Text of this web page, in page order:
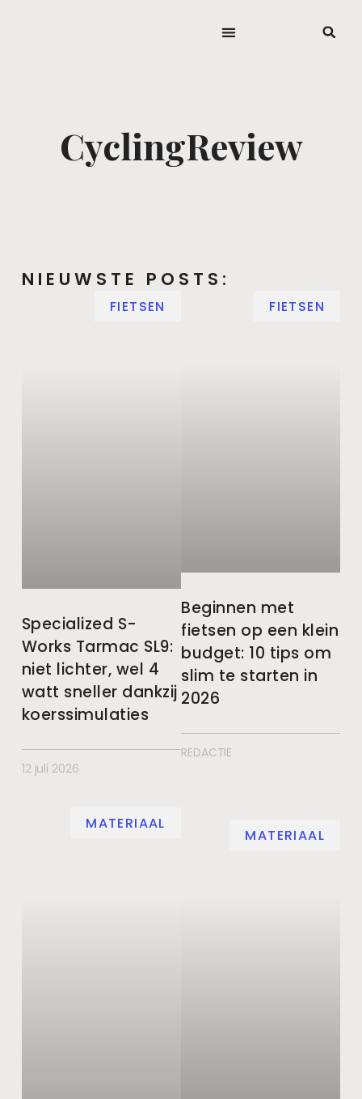
CyclingReview
NIEUWSTE POSTS:
FIETSEN
Specialized S-
Works Tarmac SL9:
niet lichter, wel 4
watt sneller dankzij
koerssimulaties
12 juli 2026
MATERIAAL
FIETSEN
Beginnen met
fietsen op een klein
budget: 10 tips om
slim te starten in
2026
REDACTIE
MATERIAAL